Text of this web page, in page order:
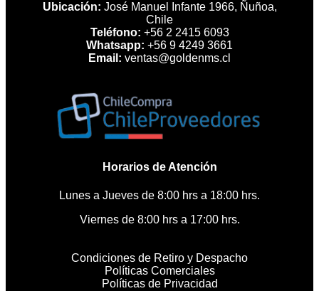
Ubicación: José Manuel Infante 1966, Ñuñoa,
Chile
Teléfono: +56 2 2415 6093
Whatsapp: +56 9 4249 3661
Email: ventas@goldenms.cl
Horarios de Atención
Lunes a Jueves de 8:00 hrs a 18:00 hrs.
Viernes de 8:00 hrs a 17:00 hrs.
Condiciones de Retiro y Despacho
Políticas Comerciales
Políticas de Privacidad